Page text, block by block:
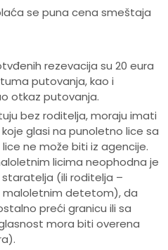
se puna cena smeštaja
rezevacija su 20 eura
putovanja, kao i
otkaz putovanja.
bez roditelja, moraju imati
glasi na punoletno lice sa
ne može biti iz agencije.
licima neophodna je
(ili roditelja –
maloletnim detetom), da
preći granicu ili sa
mora biti overena